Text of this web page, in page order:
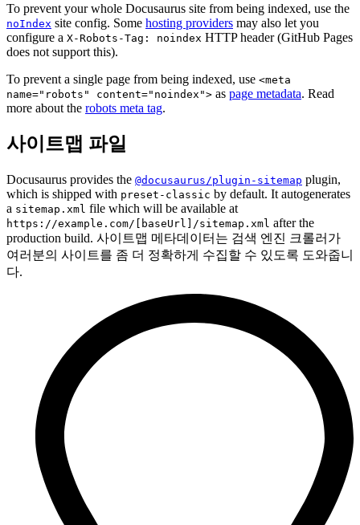
To prevent your whole Docusaurus site from being indexed, use the
noIndex site config. Some hosting providers may also let you
configure a X-Robots-Tag: noindex HTTP header (GitHub Pages
does not support this).
To prevent a single page from being indexed, use <meta
name="robots" content="noindex"> as page metadata. Read
more about the robots meta tag.
사이트맵 파일
Docusaurus provides the @docusaurus/plugin-sitemap plugin,
which is shipped with preset-classic by default. It autogenerates
a sitemap.xml file which will be available at
https://example.com/[baseUrl]/sitemap.xml after the
production build. 사이트맵 메타데이터는 검색 엔진 크롤러가
여러분의 사이트를 좀 더 정확하게 수집할 수 있도록 도와줍니
다.